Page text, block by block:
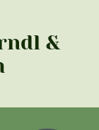
&